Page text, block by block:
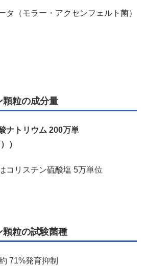
タ（モラー・アクセンフェルト菌）
顆粒の成分量
ナトリウム 200万単
）
コリスチン硫酸塩 5万単位
顆粒の試験菌種
71%発育抑制